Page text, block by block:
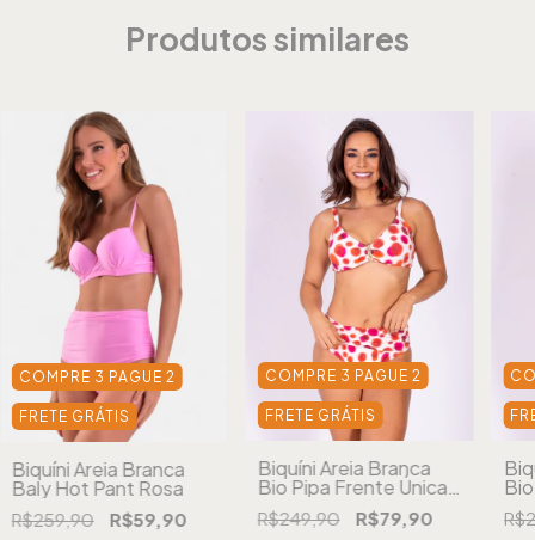
Produtos similares
COMPRE 3 PAGUE 2
FRETE GRÁTIS
Biquíni Areia Branca
Baly Hot Pant Rosa
R$259,90 R$59,90
COMPRE 3 PAGUE 2
FRETE GRÁTIS
Biquíni Areia Branca
Bio Pipa Frente Única
Estampado Vermelho
R$249,90 R$79,90